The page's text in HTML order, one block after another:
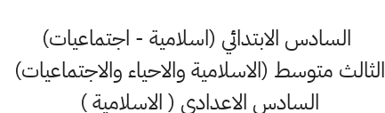
السادس الابتدائي (اسلامية - اجتماعيات)
الثالث متوسط (الاسلامية والاحياء والاجتماعيات)
السادس الاعدادي ( الاسلامية )